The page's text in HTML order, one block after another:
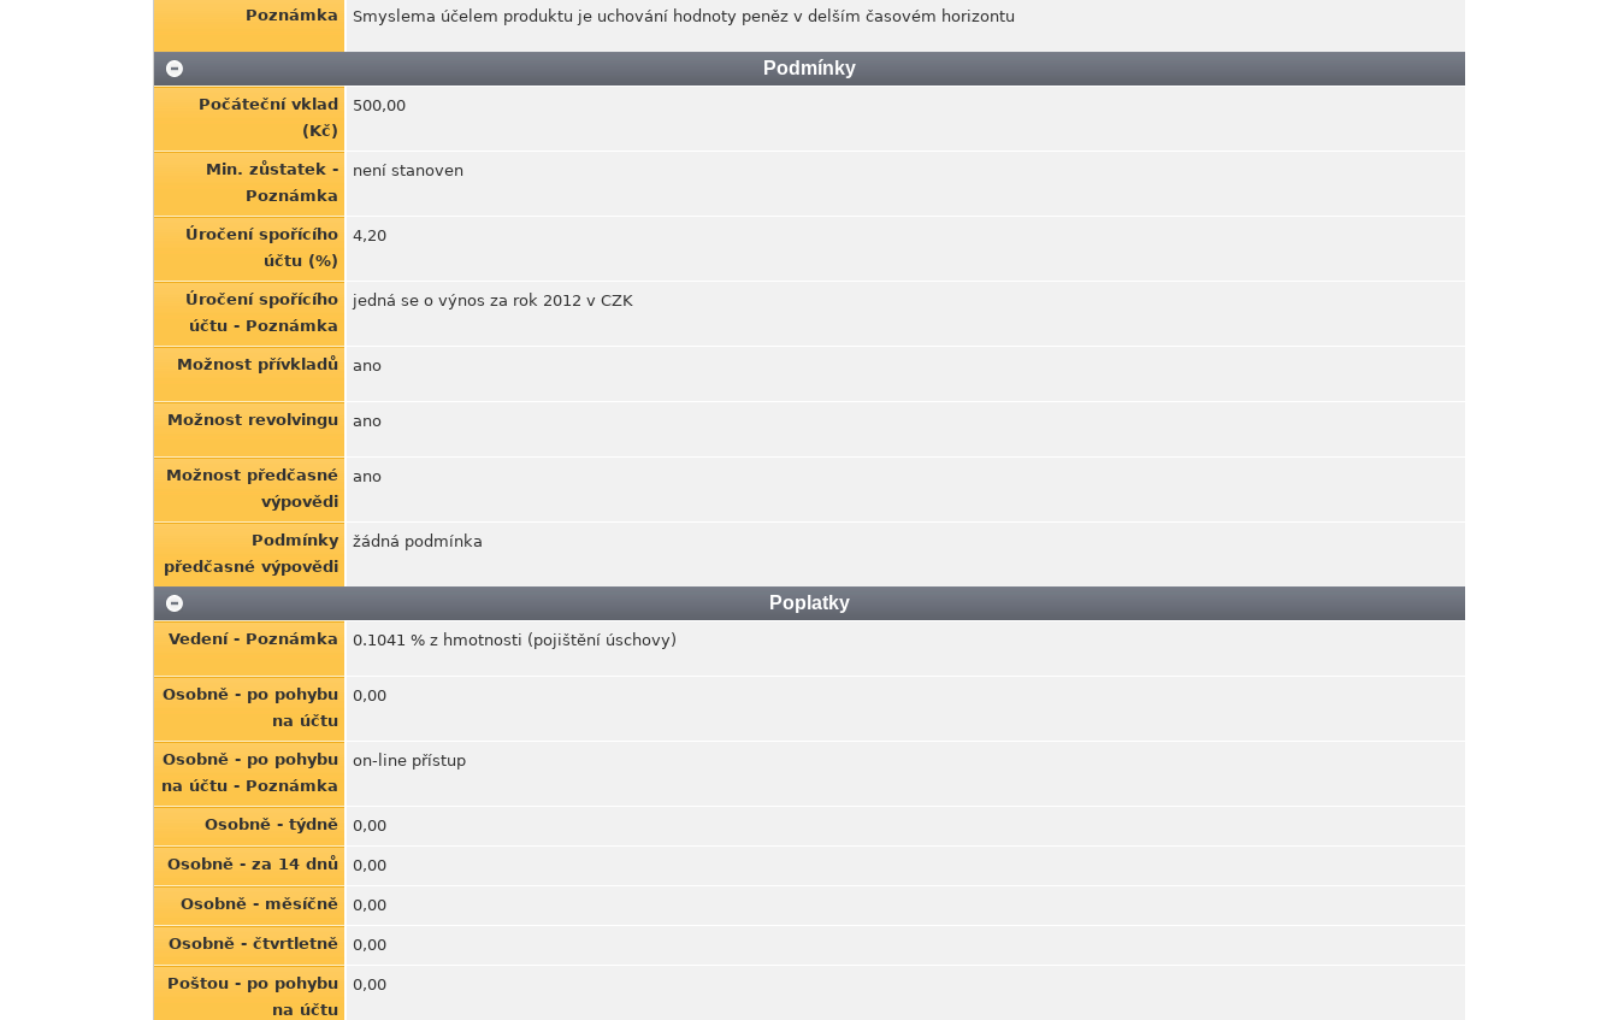
Poznámka Smyslema účelem produktu je uchování hodnoty peněz v delším časovém horizontu
Podmínky
Počáteční vklad
(Kč)
500,00
Min. zůstatek -
Poznámka
není stanoven
Úročení spořícího
účtu (%)
4,20
Úročení spořícího
účtu - Poznámka
jedná se o výnos za rok 2012 v CZK
Možnost přívkladů ano
Možnost revolvingu ano
Možnost předčasné
výpovědi
ano
Podmínky
předčasné výpovědi
žádná podmínka
Poplatky
Vedení - Poznámka 0.1041 % z hmotnosti (pojištění úschovy)
Osobně - po pohybu
na účtu
0,00
Osobně - po pohybu
na účtu - Poznámka
on-line přístup
Osobně - týdně 0,00
Osobně - za 14 dnů 0,00
Osobně - měsíčně 0,00
Osobně - čtvrtletně 0,00
Poštou - po pohybu
na účtu
0,00